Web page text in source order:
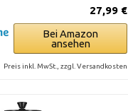
27,99 €
Bei Amazon
ansehen
Preis inkl. MwSt., zzgl. Versandkosten